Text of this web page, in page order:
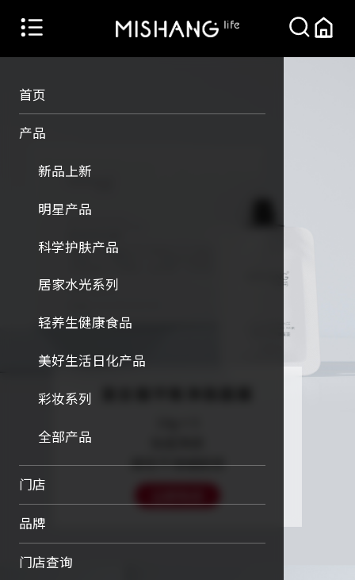
首页
产品
新品上新
明星产品
科学护肤产品
居家水光系列
轻养生健康食品
美好生活日化产品
彩妆系列
全部产品
门店
品牌
门店查询
焕现平滑细腻感